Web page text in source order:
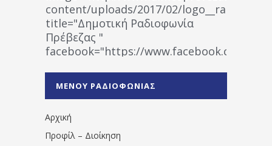
content/uploads/2017/02/
title="Δημοτική Ραδιοφωνία
Πρέβεζας "
facebook="https://www.facebook.com/
1531194763766854/" artist="" ]
ΜΕΝΟΥ ΡΑΔΙΟΦΩΝΙΑΣ
Αρχική
Προφίλ – Διοίκηση